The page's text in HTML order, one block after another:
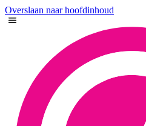
Overslaan naar hoofdinhoud